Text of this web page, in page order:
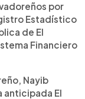
por
Estadístico
de El
Financiero
Nayib
anticipada El